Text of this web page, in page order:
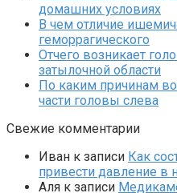
домашних условиях
В чем отличие
геморрагического
Отчего возникает
затылочной области
По каким причинам
части головы слева
Свежие комментарии
Иван к записи Как
привести давление в
Аля к записи